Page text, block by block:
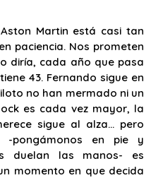
Martin está casi tan
paciencia. Nos prometen
diría, cada año que pasa
43. Fernando sigue en
no han mermado ni un
es cada vez mayor, la
sigue al alza… pero
-pongámonos en pie y
duelan las manos- es
momento en que decida